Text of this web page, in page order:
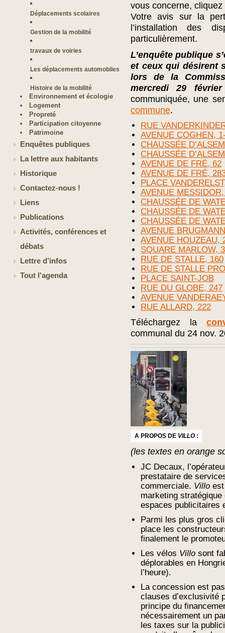
Déplacements scolaires
Gestion de la mobilité
travaux de voiries
Les déplacements automobiles
Histoire de la mobilité
Environnement et écologie
Logement
Propreté
Participation citoyenne
Patrimoine
Enquêtes publiques
La lettre aux habitants
Historique
Contactez-nous !
Liens
Publications
Activités, conférences et
débats
Lettre d’infos
Tout l’agenda
vous concerne,
Votre avis sur la
l’installation des
particulièrement.
L’enquête publique
et ceux qui désirent
lors de la
mercredi 29 février
communiquée, une
commune.
RUE
AVENUE COGHEN,
CHAUSSÉE
CHAUSSÉE
AVENUE DE FRÉ, 62
AVENUE DE FRÉ,
PLACE
AVENUE
CHAUSSÉE DE
CHAUSSÉE DE
CHAUSSÉE DE
AVENUE
AVENUE HOUZEAU,
SQUARE MARLOW,
RUE DE STALLE, 160
RUE DE STALLE
PLACE SAINT-JOB
RUE DU GLOBE, 247
AVENUE
RUE ALLARD, 222
Téléchargez la
communal du 24 nov.
A PROPOS DE VILLO:
(les textes en orange
JC Decaux,
prestataire de
commerciale. Villo
marketing
espaces publicitaires
Parmi les plus gros
place les
finalement le
Les vélos Villo sont
déplorables en
l’heure).
La concession est
clauses d’exclusivité
principe du
nécessairement un
les taxes sur la